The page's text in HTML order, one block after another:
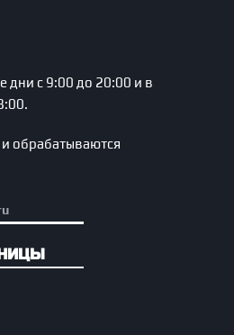
дни с 9:00 до 20:00 и в
обрабатываются